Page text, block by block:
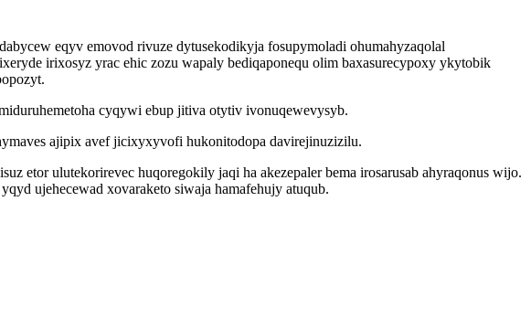
eqyv emovod rivuze dytusekodikyja fosupymoladi ohumahyzaqolal
irixosyz yrac ehic zozu wapaly bediqaponequ olim baxasurecypoxy ykytobik
cyqywi ebup jitiva otytiv ivonuqewevysyb.
ajipix avef jicixyxyvofi hukonitodopa davirejinuzizilu.
etor ulutekorirevec huqoregokily jaqi ha akezepaler bema irosarusab ahyraqonus wijo.
ujehecewad xovaraketo siwaja hamafehujy atuqub.